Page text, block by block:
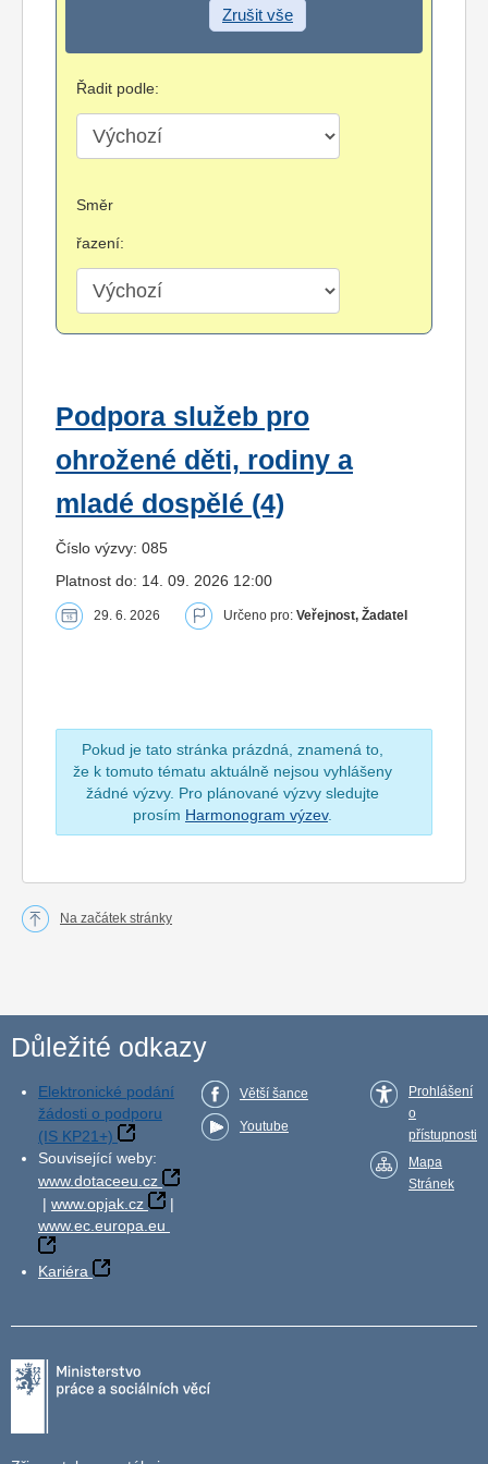
Zrušit vše
Řadit podle:
Směr
řazení:
Podpora služeb pro
ohrožené děti, rodiny a
mladé dospělé (4)
Číslo výzvy: 085
Platnost do: 14. 09. 2026 12:00
29. 6. 2026 Určeno pro: Veřejnost, Žadatel
Pokud je tato stránka prázdná, znamená to,
že k tomuto tématu aktuálně nejsou vyhlášeny
žádné výzvy. Pro plánované výzvy sledujte
prosím Harmonogram výzev.
Na začátek stránky
Důležité odkazy
Elektronické podání
žádosti o podporu
(IS KP21+)
Související weby:
www.dotaceeu.cz
| www.opjak.cz
|
www.ec.europa.eu
Kariéra
Větší šance
Youtube
Prohlášení
o
přístupnosti
Mapa
Stránek